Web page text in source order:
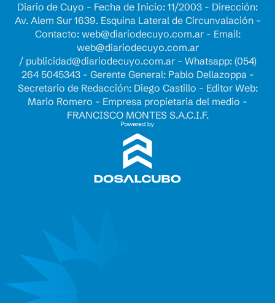
Diario de Cuyo - Fecha de Inicio: 11/2003 - Dirección:
Av. Alem Sur 1639. Esquina Lateral de Circunvalación -
Contacto: web@diariodecuyo.com.ar- Email:
web@diariodecuyo.com.ar
/ publicidad@diariodecuyo.com.ar- Whatsapp: (054)
264 5045343 - Gerente General: Pablo Dellazoppa -
Secretario de Redacción: Diego Castillo - Editor Web:
Mario Romero - Empresa propietaria del medio -
FRANCISCO MONTES S.A.C.I.F.